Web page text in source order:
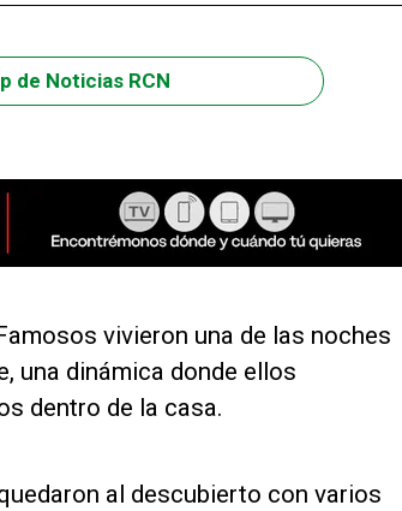
de Noticias RCN
vivieron una de las noches
una dinámica donde ellos
dentro de la casa.
al descubierto con varios